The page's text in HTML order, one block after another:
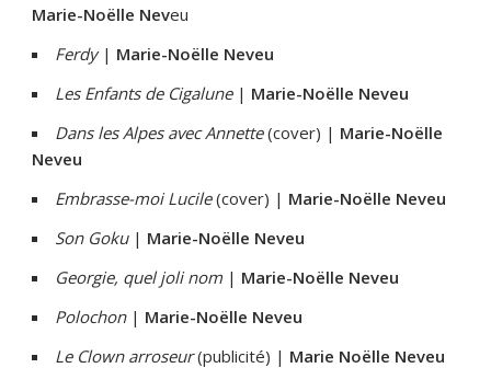
Marie-Noëlle Neveu
Ferdy| Marie-Noëlle Neveu
Les Enfants de Cigalune| Marie-Noëlle Neveu
Dans les Alpes avec Annette(cover) | Marie-Noëlle
Neveu
Embrasse-moi Lucile(cover) | Marie-Noëlle Neveu
Son Goku| Marie-Noëlle Neveu
Georgie, quel joli nom | Marie-Noëlle Neveu
Polochon| Marie-Noëlle Neveu
Le Clown arroseur(publicité) | Marie Noëlle Neveu